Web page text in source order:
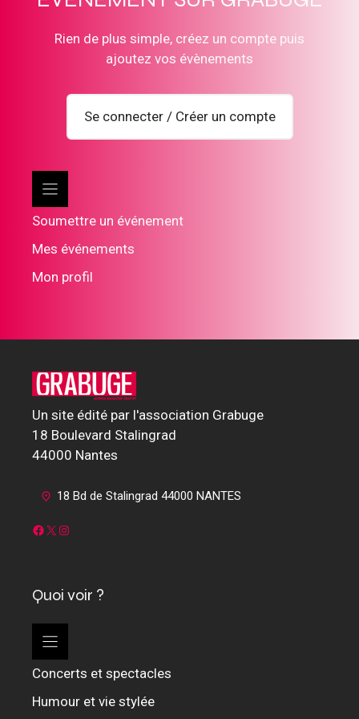
Rien de plus simple, créez un compte puis
ajoutez vos évènements
Se connecter / Créer un compte
Soumettre un événement
Mes événements
Mon profil
Un site édité par l'association Grabuge
18 Boulevard Stalingrad
44000 Nantes
18 Bd de Stalingrad 44000 NANTES
Facebook
X Instagram
Quoi voir ?
Concerts et spectacles
Humour et vie stylée